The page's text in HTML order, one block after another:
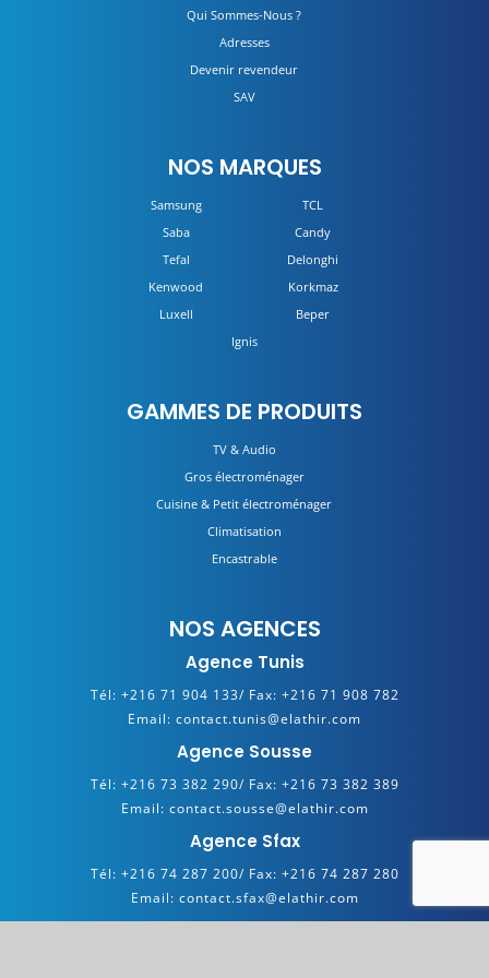
Qui Sommes-Nous ?
Adresses
Devenir revendeur
SAV
NOS MARQUES
Samsung
TCL
Saba
Candy
Tefal
Delonghi
Kenwood
Korkmaz
Luxell
Beper
Ignis
GAMMES DE PRODUITS
TV & Audio
Gros électroménager
Cuisine & Petit électroménager
Climatisation
Encastrable
NOS AGENCES
Agence Tunis
Tél: +216 71 904 133/ Fax: +216 71 908 782
Email: contact.tunis@elathir.com
Agence Sousse
Tél: +216 73 382 290/ Fax: +216 73 382 389
Email: contact.sousse@elathir.com
Agence Sfax
Tél: +216 74 287 200/ Fax: +216 74 287 280
Email: contact.sfax@elathir.com